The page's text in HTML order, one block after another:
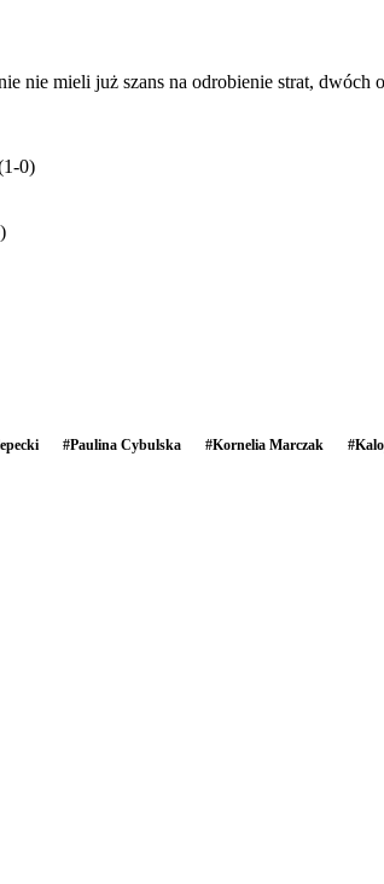
nie mieli już szans na odrobienie strat, dwóch
0)
#Paulina Cybulska #Kornelia Marczak #